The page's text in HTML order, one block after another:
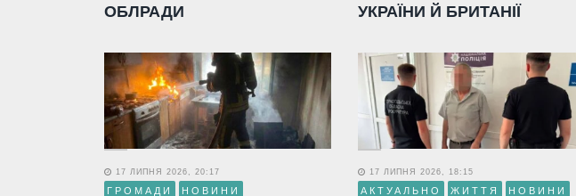
ОБЛРАДИ
УКРАЇНИ Й БРИТАНІЇ
17 ЛИПНЯ 2026, 20:17
ГРОМАДИ НОВИНИ
17 ЛИПНЯ 2026, 18:15
АКТУАЛЬНО ЖИТТЯ НОВИНИ